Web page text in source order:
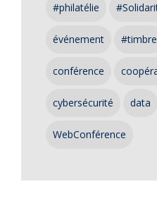
#philatélie
événement #timbre
conférence
cybersécurité data
WebConférence